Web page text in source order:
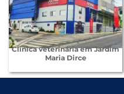
Clínica veterinária em Jardim
Maria Dirce